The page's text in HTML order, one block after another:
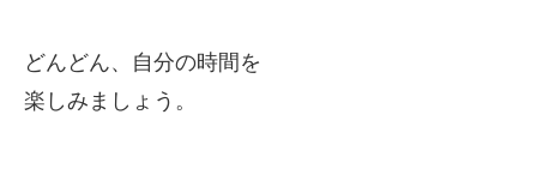
どんどん、自分の時間を
楽しみましょう。